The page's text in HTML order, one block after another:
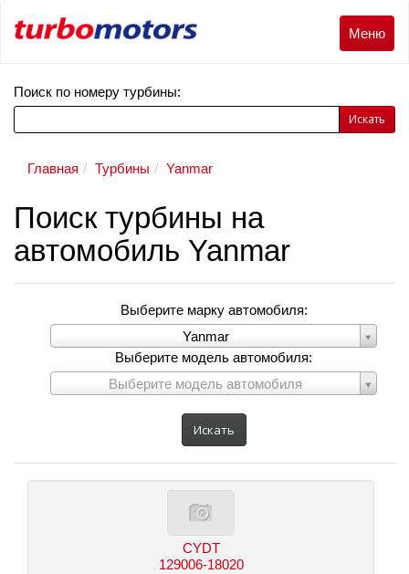
Меню
Меню
Поиск по номеру турбины:
Искать
Главная Турбины Yanmar
Поиск турбины на
автомобиль Yanmar
Выберите марку автомобиля:
Yanmar
марку
автомобиля:
Выберите модель автомобиля:
Выберите модель автомобиля
Выберите
модель
Искать
CYDT
129006-18020